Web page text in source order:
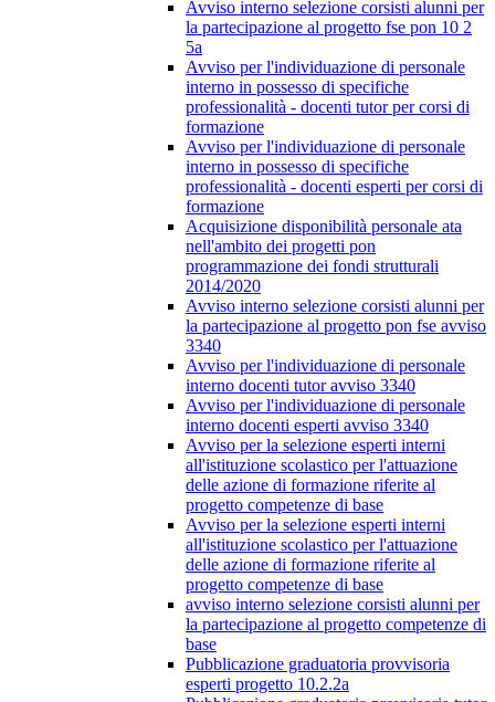
Avviso interno selezione corsisti alunni per
la partecipazione al progetto fse pon 10 2
5a
Avviso per l'individuazione di personale
interno in possesso di specifiche
professionalità - docenti tutor per corsi di
formazione
Avviso per l'individuazione di personale
interno in possesso di specifiche
professionalità - docenti esperti per corsi di
formazione
Acquisizione disponibilità personale ata
nell'ambito dei progetti pon
programmazione dei fondi strutturali
2014/2020
Avviso interno selezione corsisti alunni per
la partecipazione al progetto pon fse avviso
3340
Avviso per l'individuazione di personale
interno docenti tutor avviso 3340
Avviso per l'individuazione di personale
interno docenti esperti avviso 3340
Avviso per la selezione esperti interni
all'istituzione scolastico per l'attuazione
delle azione di formazione riferite al
progetto competenze di base
Avviso per la selezione esperti interni
all'istituzione scolastico per l'attuazione
delle azione di formazione riferite al
progetto competenze di base
avviso interno selezione corsisti alunni per
la partecipazione al progetto competenze di
base
Pubblicazione graduatoria provvisoria
esperti progetto 10.2.2a